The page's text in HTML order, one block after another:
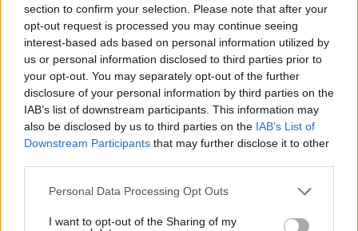
section to confirm your selection. Please note that after your
opt-out request is processed you may continue seeing
interest-based ads based on personal information utilized by
us or personal information disclosed to third parties prior to
your opt-out. You may separately opt-out of the further
disclosure of your personal information by third parties on the
IAB’s list of downstream participants. This information may
also be disclosed by us to third parties on the IAB’s List of
Downstream Participants that may further disclose it to other
Please note that this website/app uses one or more Google
not limited to your visit or usage behaviour. You may click to
Personal Data Processing Opt Outs
I want to opt-out of the Sharing of my
άνοιξε ο Χρυσοβαλάντης Χαλιλόπουλος στα Σαγαίικα
Αχαΐας. Με την βοήθεια της Δυπα ένας ακόμη
αξιόλογος συμπολίτης μας άνοιξε την δική του
επιχείρηση. Πάω να πιω καφέ από τα χεράκια του.
Μεγάλη μέρα για την επιχειρηματικότητα στην
Ελλάδα.
ΑΠΑΝΤΗΣΗ
anticagouras
επιδοτησεις για να κανουμε καφε, ανακαινισεις για
airbnb, οικοδομες κλπ ακινητο-τουριστικα δεν ειναι